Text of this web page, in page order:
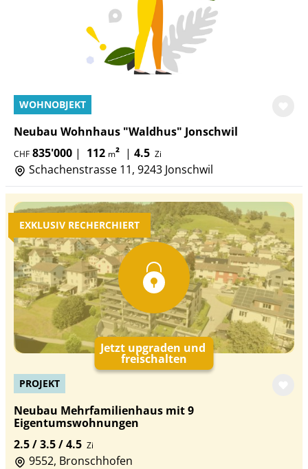
WOHNOBJEKT
Neubau Wohnhaus "Waldhus" Jonschwil
CHF 835'000 | 112 m² | 4.5 Zi
Schachenstrasse 11, 9243 Jonschwil
EXKLUSIV RECHERCHIERT
Jetzt upgraden und
freischalten
PROJEKT
Neubau Mehrfamilienhaus mit 9
Eigentumswohnungen
2.5 / 3.5 / 4.5 Zi
9552, Bronschhofen